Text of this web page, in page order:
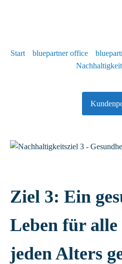
Start bluepartner office
Nachhaltigkeit
Ziel 3: Ein
Leben für alle
jeden Alters